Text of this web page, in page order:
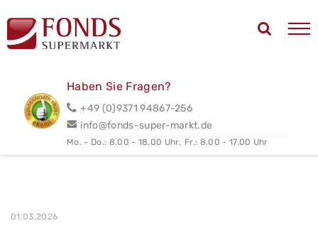
Haben Sie Fragen?
+49 (0)9371 94867-256
info@fonds-super-markt.de
Mo. - Do.: 8.00 - 18.00 Uhr, Fr.: 8.00 - 17.00 Uhr
01.03.2026